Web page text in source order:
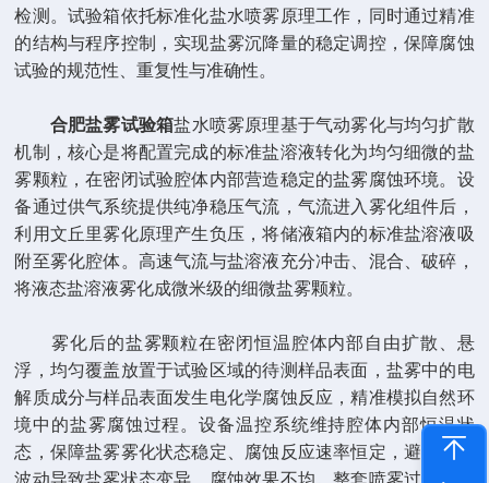
检测。试验箱依托标准化盐水喷雾原理工作，同时通过精准
的结构与程序控制，实现盐雾沉降量的稳定调控，保障腐蚀
试验的规范性、重复性与准确性。
合肥盐雾试验箱盐水喷雾原理基于气动雾化与均匀扩散
机制，核心是将配置完成的标准盐溶液转化为均匀细微的盐
雾颗粒，在密闭试验腔体内部营造稳定的盐雾腐蚀环境。设
备通过供气系统提供纯净稳压气流，气流进入雾化组件后，
利用文丘里雾化原理产生负压，将储液箱内的标准盐溶液吸
附至雾化腔体。高速气流与盐溶液充分冲击、混合、破碎，
将液态盐溶液雾化成微米级的细微盐雾颗粒。
雾化后的盐雾颗粒在密闭恒温腔体内部自由扩散、悬
浮，均匀覆盖放置于试验区域的待测样品表面，盐雾中的电
解质成分与样品表面发生电化学腐蚀反应，精准模拟自然环
境中的盐雾腐蚀过程。设备温控系统维持腔体内部恒温状
态，保障盐雾雾化状态稳定、腐蚀反应速率恒定，避免温度
波动导致盐雾状态变异、腐蚀效果不均。整套喷雾过程无杂